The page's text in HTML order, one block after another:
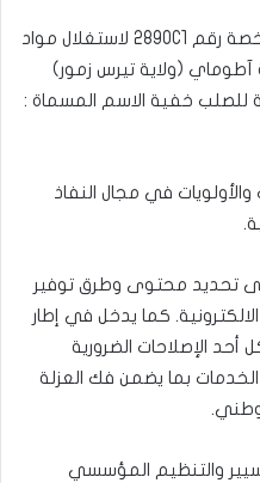
– مشروع مرسوم يقضي بمنح الرخصة رقم 2890C1 لاستغلال مواد
آطوماي (ولاية تيرس زمور)
للصلب خفية الاسم المسماة :
في مجال النفاذ
تحديد محتوى وطرق توفير
كما يدخل في إطار
أحد الإصلاحات الضرورية
بما يضمن فك العزلة
والتنظيم المؤسسي